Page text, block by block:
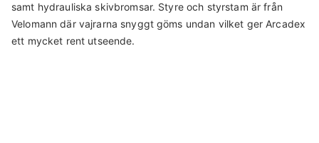
samt hydrauliska skivbromsar. Styre och styrstam är från
Velomann där vajrarna snyggt göms undan vilket ger Arcadex
ett mycket rent utseende.